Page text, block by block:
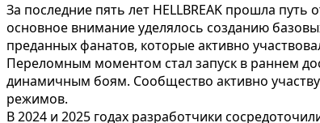
За последние пять лет HELLBREAK прошла
основное внимание уделялось созданию
преданных фанатов, которые активно
Переломным моментом стал запуск в раннем
динамичным боям. Сообщество активно
режимов.
В 2024 и 2025 годах разработчики